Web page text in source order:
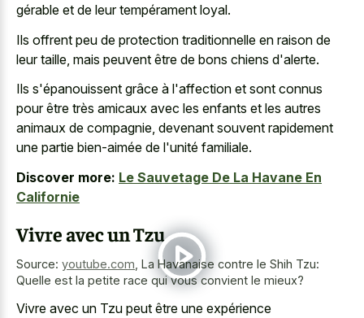
gérable et de leur tempérament loyal.
Ils offrent peu de protection traditionnelle en raison de
leur taille, mais peuvent être de bons chiens d'alerte.
Ils s'épanouissent grâce à l'affection et sont connus
pour être très amicaux avec les enfants et les autres
animaux de compagnie, devenant souvent rapidement
une partie bien-aimée de l'unité familiale.
Discover more: Le Sauvetage De La Havane En
Californie
Vivre avec un Tzu
Source: youtube.com La Havanaise contre le Shih Tzu:
Quelle est la petite race qui vous convient le mieux?
Vivre avec un Tzu peut être une expérience